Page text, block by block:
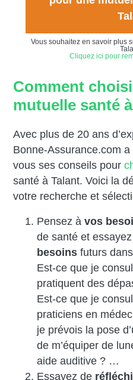
Vous souhaitez en savoir plus
Cliquez ici pour
Comment
mutuelle santé
Avec plus de 20 ans
Bonne-Assurance.com
vous ses conseils pour
santé à Talant. Voici la
votre recherche et
Pensez àvos
de santé et essayez
besoins futurs
Est-ce que je
pratiquent des
Est-ce que je
praticiens en
je prévois la pose
de m’équiper de
aide auditive ? …
Essayez de